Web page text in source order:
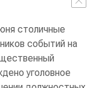
столичные
событий на
уголовное